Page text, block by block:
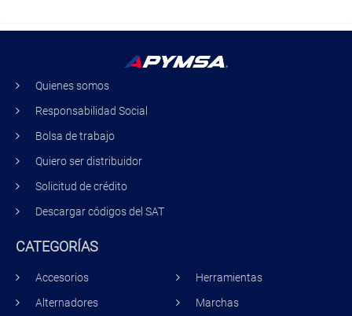
Quienes somos
Responsabilidad Social
Bolsa de trabajo
Quiero ser distribuidor
Solicitud de crédito
Descargar códigos del SAT
CATEGORÍAS
Accesorios
Alternadores
Herramientas
Marchas